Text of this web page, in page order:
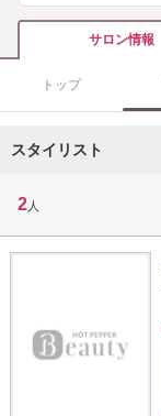
サロン情報
トップ
スタイリスト
2 人